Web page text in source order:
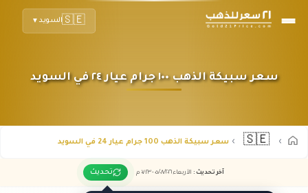
🇸🇪السويد▼
سعر سبيكة الذهب ١٠٠ جرام عيار ٢٤ في السويد
🇸🇪 سعر سبيكة الذهب 100 جرام عيار 24 في السويد
آخر تحديث : الأربعاء ٠٥ /٠٨/٢٠٢٦ - ٠٧:٢٣ م تحديث